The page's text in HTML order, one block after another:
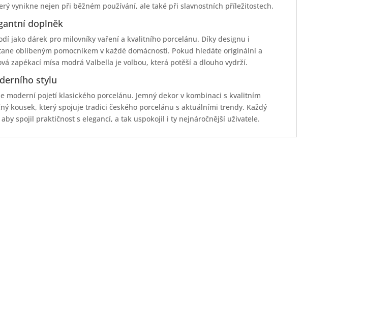
vynikne nejen při běžném používání, ale také při slavnostních příležitostech.
doplněk
jako dárek pro milovníky vaření a kvalitního porcelánu. Díky designu i
oblíbeným pomocníkem v každé domácnosti. Pokud hledáte originální a
zapékací mísa modrá Valbella je volbou, která potěší a dlouho vydrží.
stylu
moderní pojetí klasického porcelánu. Jemný dekor v kombinaci s kvalitním
kousek, který spojuje tradici českého porcelánu s aktuálními trendy. Každý
spojil praktičnost s elegancí, a tak uspokojil i ty nejnáročnější uživatele.